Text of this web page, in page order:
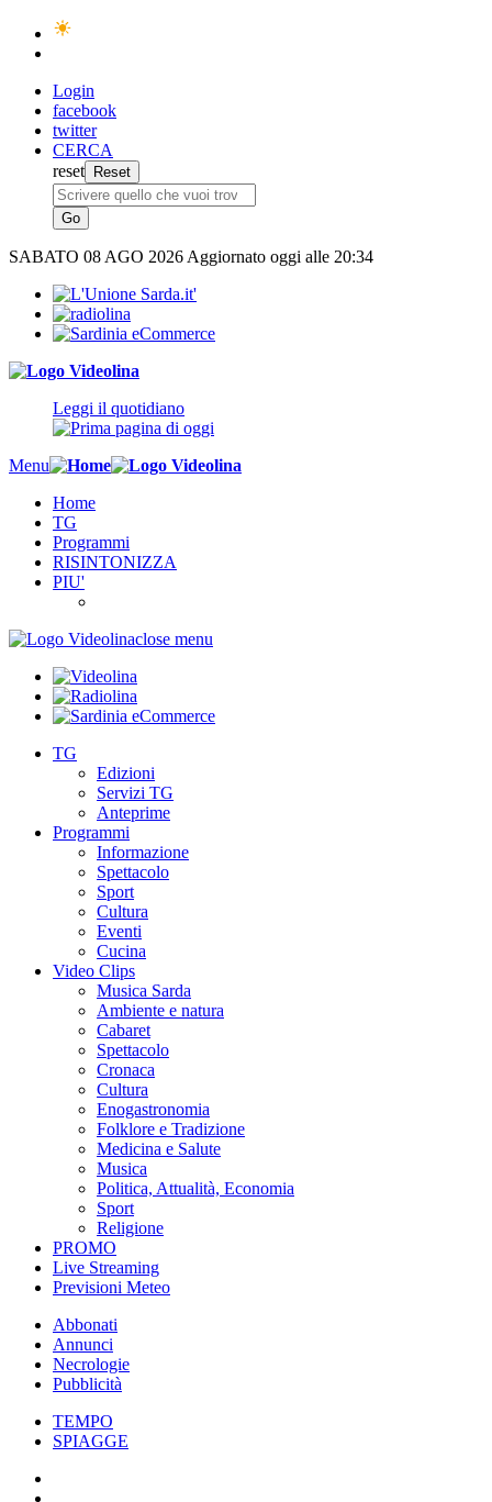
Login
facebook
twitter
CERCA
reset
SABATO 08 AGO 2026 Aggiornato oggi alle 20:34
Leggi il quotidiano
Menu
Home
TG
Programmi
RISINTONIZZA
PIU'
close menu
TG
Edizioni
Servizi TG
Anteprime
Programmi
Informazione
Spettacolo
Sport
Cultura
Eventi
Cucina
Video Clips
Musica Sarda
Ambiente e natura
Cabaret
Spettacolo
Cronaca
Cultura
Enogastronomia
Folklore e Tradizione
Medicina e Salute
Musica
Politica, Attualità, Economia
Sport
Religione
PROMO
Live Streaming
Previsioni Meteo
Abbonati
Annunci
Necrologie
Pubblicità
TEMPO
SPIAGGE